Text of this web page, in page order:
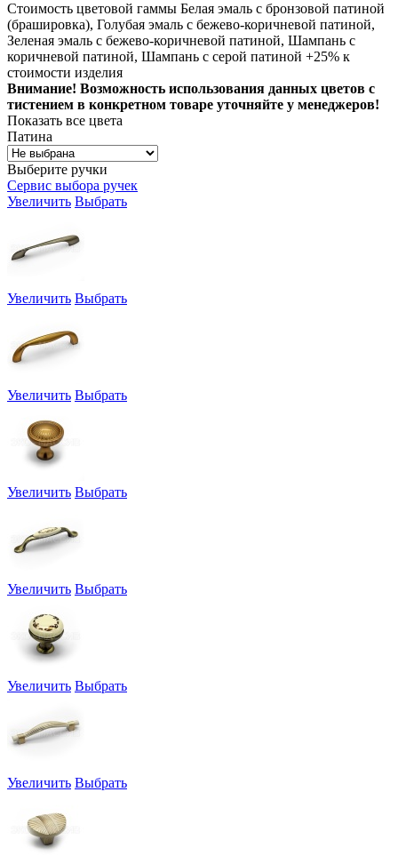
Стоимость цветовой гаммы Белая эмаль с бронзовой патиной
(брашировка), Голубая эмаль с бежево-коричневой патиной,
Зеленая эмаль с бежево-коричневой патиной, Шампань с
коричневой патиной, Шампань с серой патиной +25% к
стоимости изделия
Внимание! Возможность использования данных цветов с
тистением в конкретном товаре уточняйте у менеджеров!
Показать все цвета
Патина
Выберите ручки
Сервис выбора ручек
Увеличить Выбрать
Увеличить Выбрать
Увеличить Выбрать
Увеличить Выбрать
Увеличить Выбрать
Увеличить Выбрать
Увеличить Выбрать